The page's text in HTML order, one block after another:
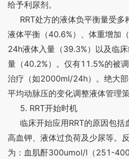
给予利尿剂。
RRT处方的液体负平衡量受多
液体平衡（40.6%）、体重增加（
24h液体入量（39.3%）以及临
量（40.2%）。仅有11.5%的被
治疗（如2000ml/24h）。绝大
平均动脉压的变化调整液体管理策
5. RRT开始时机
临床开始应用 RRT的原因包括
高血钾、液体过负荷及少尿等。
为：血肌酐300umol/l （251-